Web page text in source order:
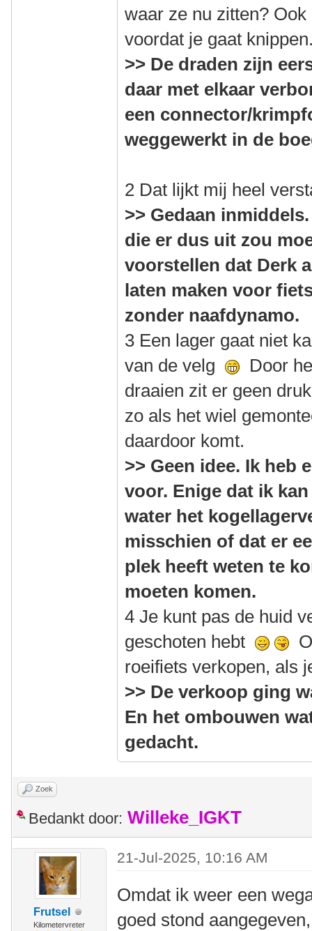
waar ze nu zitten?
voordat je gaat
>> De draden zijn
daar met elkaar
een connector/
weggewerkt in de
2 Dat lijkt mij heel
>> Gedaan
die er dus uit zou
voorstellen dat Derk
laten maken voor
zonder naafdynamo.
3 Een lager gaat niet
van de velg
Door
draaien zit er geen
zo als het wiel
daardoor komt.
>> Geen idee. Ik heb
voor. Enige dat ik
water het
misschien of dat er
plek heeft weten te
moeten komen.
4 Je kunt pas de huid
geschoten hebt
roeifiets verkopen, als
>> De verkoop ging
En het ombouwen
gedacht.
Zoek
Bedankt door: Willeke_IGKT
Frutsel
Kilometervreter
21-Jul-2025, 10:16 AM
Omdat ik weer een
goed stond